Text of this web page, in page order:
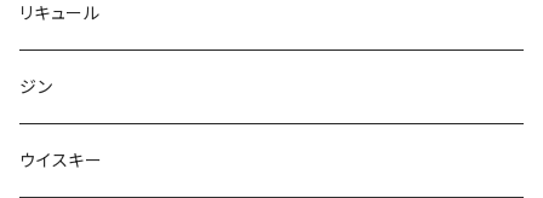
リキュール
ジン
ウイスキー